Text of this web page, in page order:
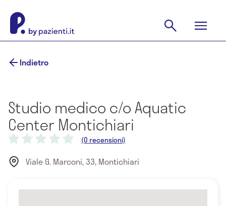
Indietro
Studio medico c/o Aquatic
Center Montichiari
(0 recensioni)
Viale G. Marconi, 33, Montichiari